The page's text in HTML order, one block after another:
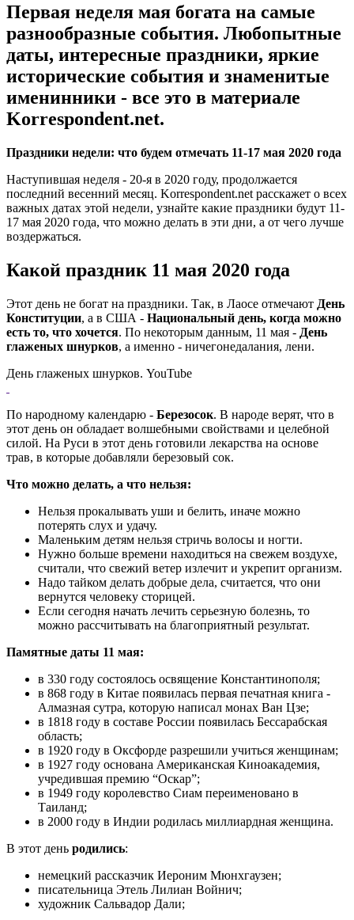
Первая неделя мая богата на самые
разнообразные события. Любопытные
даты, интересные праздники, яркие
исторические события и знаменитые
именинники - все это в материале
Korrespondent.net.
Праздники недели: что будем отмечать 11-17 мая 2020 года
Наступившая неделя - 20-я в 2020 году, продолжается
последний весенний месяц. Korrespondent.net расскажет о всех
важных датах этой недели, узнайте какие праздники будут 11-
17 мая 2020 года, что можно делать в эти дни, а от чего лучше
воздержаться.
Какой праздник 11 мая 2020 года
Этот день не богат на праздники. Так, в Лаосе отмечают День
Конституции, а в США - Национальный день, когда можно
есть то, что хочется. По некоторым данным, 11 мая - День
глаженых шнурков, а именно - ничегонедалания, лени.
День глаженых шнурков. YouTube
По народному календарю - Березосок. В народе верят, что в
этот день он обладает волшебными свойствами и целебной
силой. На Руси в этот день готовили лекарства на основе
трав, в которые добавляли березовый сок.
Что можно делать, а что нельзя:
Нельзя прокалывать уши и белить, иначе можно
потерять слух и удачу.
Маленьким детям нельзя стричь волосы и ногти.
Нужно больше времени находиться на свежем воздухе,
считали, что свежий ветер излечит и укрепит организм.
Надо тайком делать добрые дела, считается, что они
вернутся человеку сторицей.
Если сегодня начать лечить серьезную болезнь, то
можно рассчитывать на благоприятный результат.
Памятные даты 11 мая:
в 330 году состоялось освящение Константинополя;
в 868 году в Китае появилась первая печатная книга -
Алмазная сутра, которую написал монах Ван Цзе;
в 1818 году в составе России появилась Бессарабская
область;
в 1920 году в Оксфорде разрешили учиться женщинам;
в 1927 году основана Американская Киноакадемия,
учредившая премию “Оскар”;
в 1949 году королевство Сиам переименовано в
Таиланд;
в 2000 году в Индии родилась миллиардная женщина.
В этот день родились:
немецкий рассказчик Иероним Мюнхгаузен;
писательница Этель Лилиан Войнич;
художник Сальвадор Дали;